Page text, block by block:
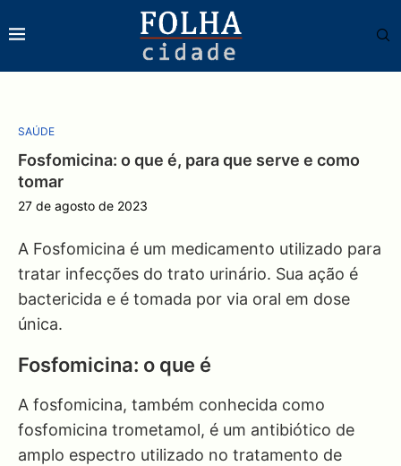
SAÚDE
Fosfomicina: o que é, para que serve e como
tomar
27 de agosto de 2023
A Fosfomicina é um medicamento utilizado para
tratar infecções do trato urinário. Sua ação é
bactericida e é tomada por via oral em dose
única.
Fosfomicina: o que é
A fosfomicina, também conhecida como
fosfomicina trometamol, é um antibiótico de
amplo espectro utilizado no tratamento de